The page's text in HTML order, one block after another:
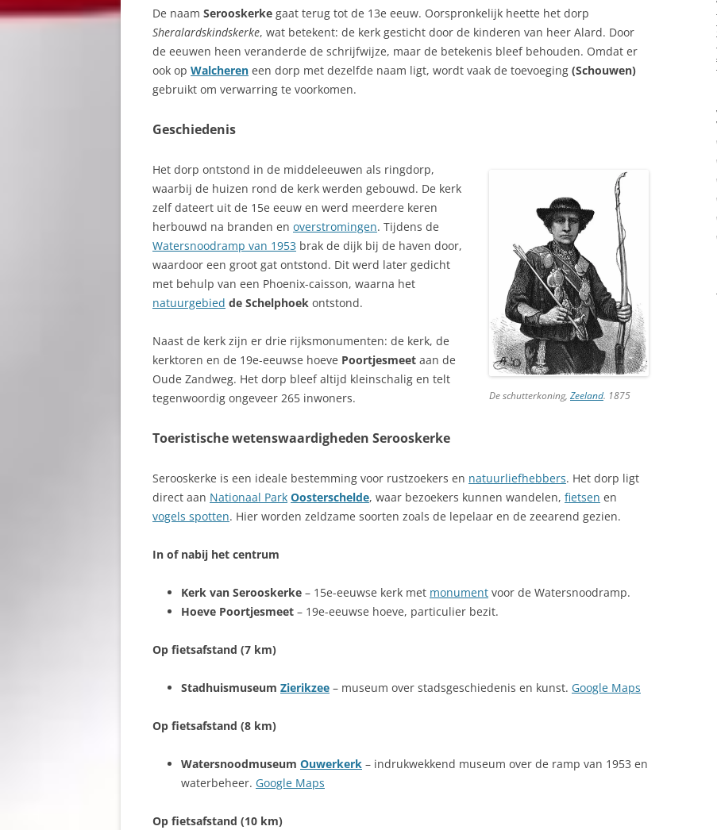
De naam Serooskerke gaat terug tot de 13e eeuw. Oorspronkelijk heette het dorp
Sheralardskindskerke, wat betekent: de kerk gesticht door de kinderen van heer Alard. Door
de eeuwen heen veranderde de schrijfwijze, maar de betekenis bleef behouden. Omdat er
ook op Walcheren een dorp met dezelfde naam ligt, wordt vaak de toevoeging (Schouwen)
gebruikt om verwarring te voorkomen.
Geschiedenis
De schutterkoning, Zeeland. 1875
Het dorp ontstond in de middeleeuwen als ringdorp,
waarbij de huizen rond de kerk werden gebouwd. De kerk
zelf dateert uit de 15e eeuw en werd meerdere keren
herbouwd na branden en overstromingen. Tijdens de
Watersnoodramp van 1953 brak de dijk bij de haven door,
waardoor een groot gat ontstond. Dit werd later gedicht
met behulp van een Phoenix-caisson, waarna het
natuurgebied de Schelphoek ontstond.
Naast de kerk zijn er drie rijksmonumenten: de kerk, de
kerktoren en de 19e-eeuwse hoeve Poortjesmeet aan de
Oude Zandweg. Het dorp bleef altijd kleinschalig en telt
tegenwoordig ongeveer 265 inwoners.
Toeristische wetenswaardigheden Serooskerke
Serooskerke is een ideale bestemming voor rustzoekers en natuurliefhebbers. Het dorp ligt
direct aan Nationaal Park Oosterschelde, waar bezoekers kunnen wandelen, fietsen en
vogels spotten. Hier worden zeldzame soorten zoals de lepelaar en de zeearend gezien.
In of nabij het centrum
Kerk van Serooskerke – 15e-eeuwse kerk met monument voor de Watersnoodramp.
Hoeve Poortjesmeet – 19e-eeuwse hoeve, particulier bezit.
Op fietsafstand (7 km)
Stadhuismuseum Zierikzee – museum over stadsgeschiedenis en kunst. Google Maps
Op fietsafstand (8 km)
Watersnoodmuseum Ouwerkerk – indrukwekkend museum over de ramp van 1953 en
waterbeheer. Google Maps
Op fietsafstand (10 km)